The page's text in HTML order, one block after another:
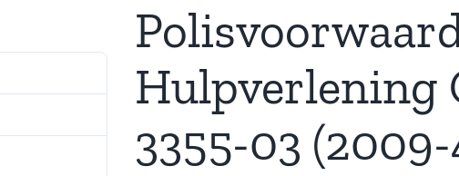
Hulpverlening
3355-03